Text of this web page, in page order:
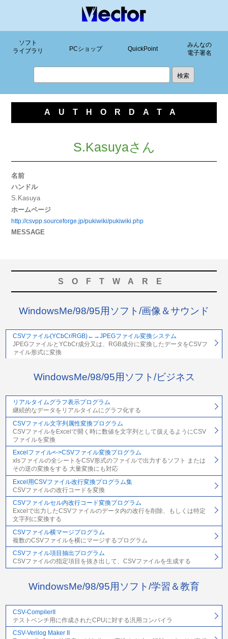
ソフト
ライブラリ
PCショップ QuickPoint
みんなの
電子署名
AUTHORDATA
S.Kasuyaさん
名前
ハンドル
S.Kasuya
ホームページ
http://csvpp.sourceforge.jp/pukiwiki/pukiwiki.php
MESSAGE
SOFTWARE
WindowsMe/98/95用ソフト/画像＆サウンド
CSVファイル(YCbCr/RGB)←→JPEGファイル変換システム
JPEGファイルとYCbCr成分又は、RGB成分に変換したデータをCSVフ
ァイル形式に変換
WindowsMe/98/95用ソフト/ビジネス
リアルタイムグラフ表示プログラム
継続的なデータをリアルタイムにグラフ化する
CSVファイル文字列属性変換プログラム
CSVファイルをExcelで開く時に数値を文字列として扱えるようにCSV
ファイルを変換
Excelファイル<->CSVファイル変換プログラム
xlsファイルの全シートをCSV形式のファイルで出力するソフト または
その逆の変換をする 大量変換にも対応
Excel用CSVファイル改行変換プログラム集
CSVファイルの改行コードを変換
CSVファイルセル内改行コード変換プログラム
Excelで出力したCSVファイルのデータ内の改行を削除、もしくは特定
文字列に変換する
CSVファイル横マージプログラム
複数のCSVファイルを横にマージするプログラム
CSVファイル項目抽出プログラム
CSVファイルの指定項目を抜き出して、CSVファイルを生成する
WindowsMe/98/95用ソフト/学習＆教育
CSV-CompilerII
テストベンチ用に作成されたCPUに対する汎用コンパイラ
CSV-Verilog Maker II